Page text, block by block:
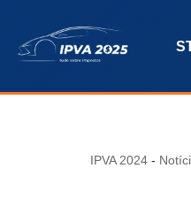
Pular
o
IPVA 2024 -